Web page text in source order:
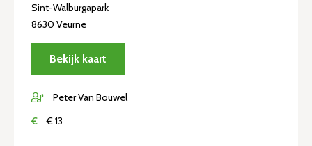
Sint-Walburgapark
8630 Veurne
Bekijk kaart
Peter Van Bouwel
€
€ 13